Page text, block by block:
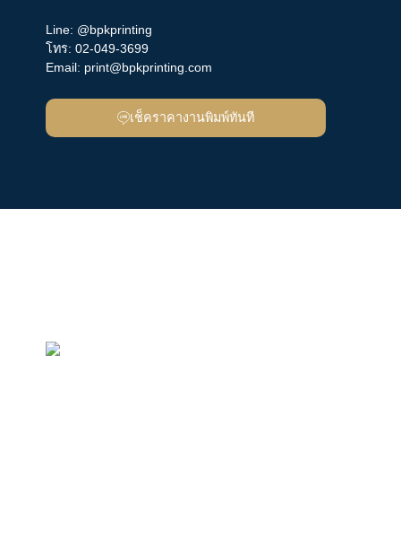
Line: @bpkprinting
โทร: 02-049-3699
Email: print@bpkprinting.com
เช็คราคางานพิมพ์ทันที